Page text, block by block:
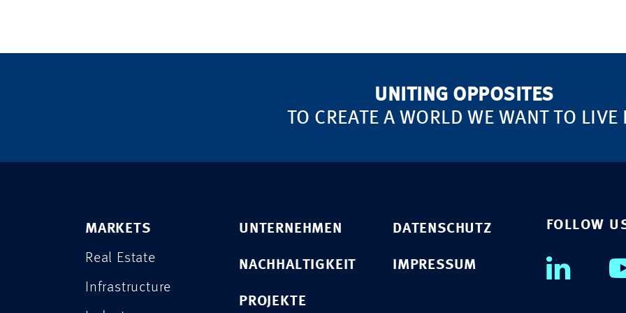
UNITING OPPOSITES
TO CREATE A WORLD WE WANT TO LIVE
MARKETS
Real Estate
Infrastructure
UNTERNEHMEN
NACHHALTIGKEIT
PROJEKTE
DATENSCHUTZ
IMPRESSUM
FOLLOW